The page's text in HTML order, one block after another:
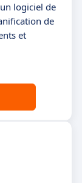
logiciel de
de
et